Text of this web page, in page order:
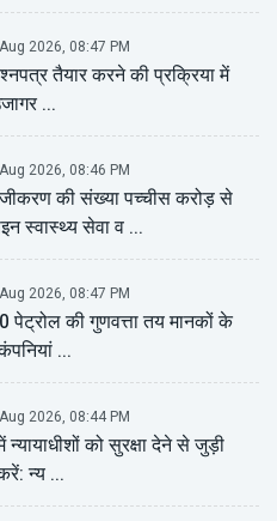
2026, 08:47 PM
तैयार करने की प्रक्रिया में
...
2026, 08:46 PM
की संख्या पच्चीस करोड़ से
स्वास्थ्य सेवा व ...
2026, 08:47 PM
पेट्रोल की गुणवत्ता तय मानकों के
...
2026, 08:44 PM
को सुरक्षा देने से जुड़ी
न्य ...